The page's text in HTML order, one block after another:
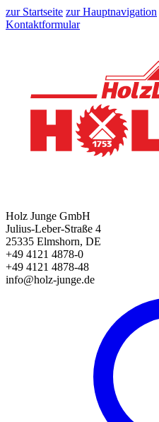
zur Startseite zur Hauptnavigation
Kontaktformular
Holz Junge GmbH
Julius-Leber-Straße 4
25335 Elmshorn, DE
+49 4121 4878-0
+49 4121 4878-48
info@holz-junge.de